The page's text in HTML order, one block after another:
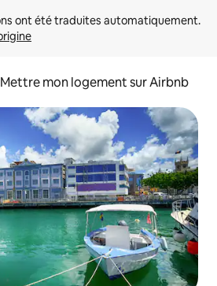
Mettre mon logement sur Airbnb